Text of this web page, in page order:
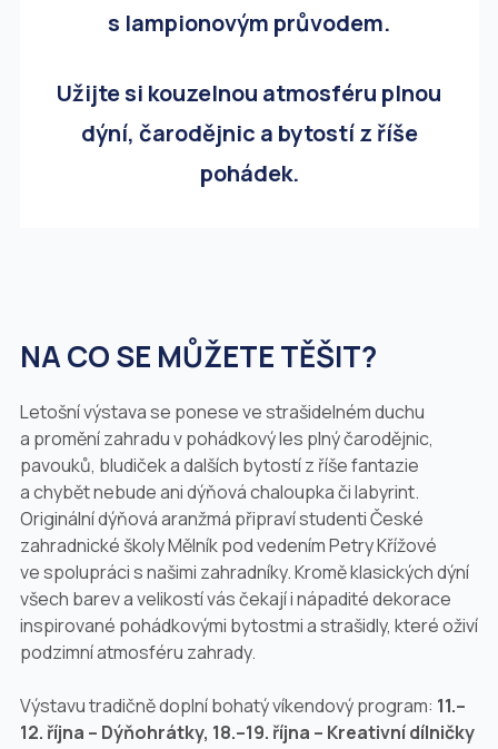
s lampionovým průvodem.
Užijte si kouzelnou atmosféru plnou
dýní, čarodějnic a bytostí z říše
pohádek.
NA CO SE MŮŽETE TĚŠIT?
Letošní výstava se ponese ve strašidelném duchu
a promění zahradu v pohádkový les plný čarodějnic,
pavouků, bludiček a dalších bytostí z říše fantazie
a chybět nebude ani dýňová chaloupka či labyrint.
Originální dýňová aranžmá připraví studenti České
zahradnické školy Mělník pod vedením Petry Křížové
ve spolupráci s našimi zahradníky. Kromě klasických dýní
všech barev a velikostí vás čekají i nápadité dekorace
inspirované pohádkovými bytostmi a strašidly, které oživí
podzimní atmosféru zahrady.
Výstavu tradičně doplní bohatý víkendový program: 11.–
12. října – Dýňohrátky, 18.–19. října – Kreativní dílničky